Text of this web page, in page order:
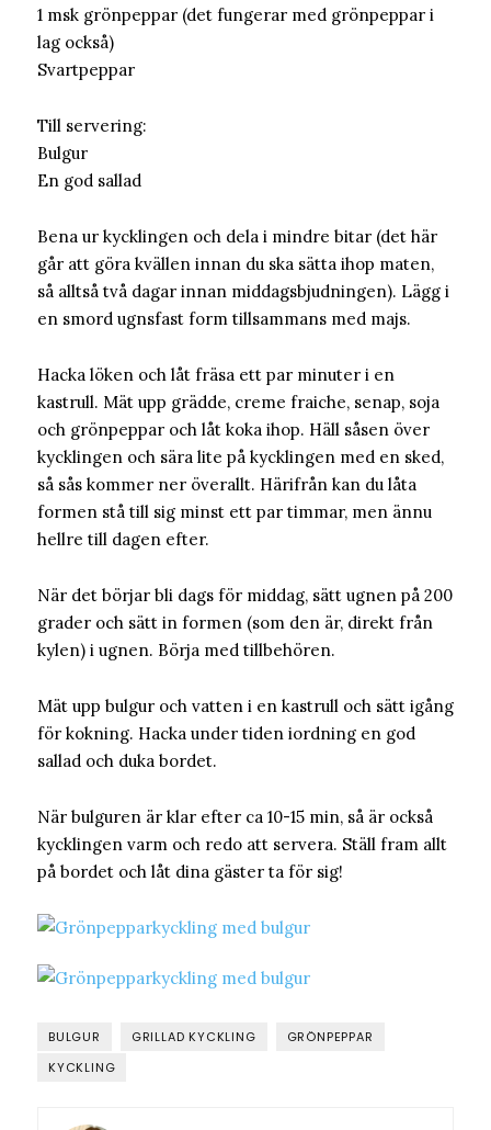
1 msk grönpeppar (det fungerar med grönpeppar i
lag också)
Svartpeppar
Till servering:
Bulgur
En god sallad
Bena ur kycklingen och dela i mindre bitar (det här
går att göra kvällen innan du ska sätta ihop maten,
så alltså två dagar innan middagsbjudningen). Lägg i
en smord ugnsfast form tillsammans med majs.
Hacka löken och låt fräsa ett par minuter i en
kastrull. Mät upp grädde, creme fraiche, senap, soja
och grönpeppar och låt koka ihop. Häll såsen över
kycklingen och sära lite på kycklingen med en sked,
så sås kommer ner överallt. Härifrån kan du låta
formen stå till sig minst ett par timmar, men ännu
hellre till dagen efter.
När det börjar bli dags för middag, sätt ugnen på 200
grader och sätt in formen (som den är, direkt från
kylen) i ugnen. Börja med tillbehören.
Mät upp bulgur och vatten i en kastrull och sätt igång
för kokning. Hacka under tiden iordning en god
sallad och duka bordet.
När bulguren är klar efter ca 10-15 min, så är också
kycklingen varm och redo att servera. Ställ fram allt
på bordet och låt dina gäster ta för sig!
BULGUR GRILLAD KYCKLING
GRÖNPEPPAR
KYCKLING